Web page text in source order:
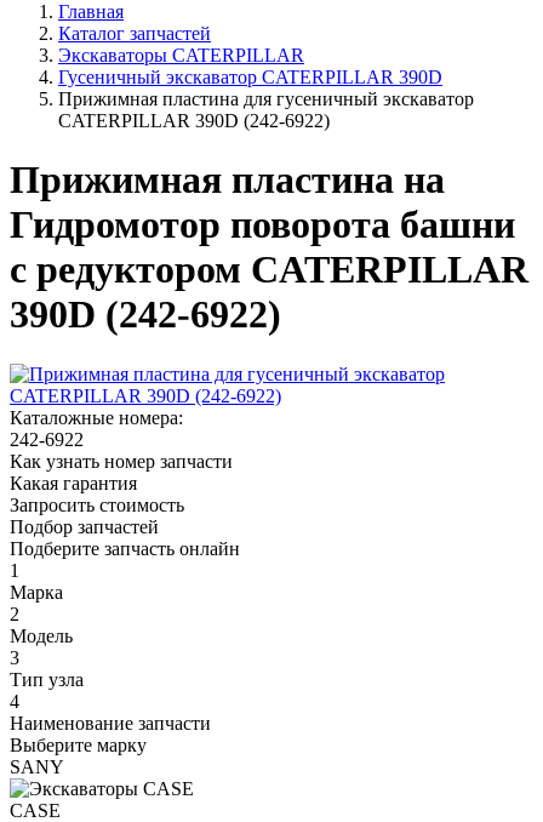
Главная
Каталог запчастей
Экскаваторы CATERPILLAR
Гусеничный экскаватор CATERPILLAR 390D
Прижимная пластина для гусеничный экскаватор
CATERPILLAR 390D (242-6922)
Прижимная пластина на
Гидромотор поворота башни
с редуктором CATERPILLAR
390D (242-6922)
Каталожные номера:
242-6922
Как узнать номер запчасти
Какая гарантия
Запросить стоимость
Подбор запчастей
Подберите запчасть онлайн
1
Марка
2
Модель
3
Тип узла
4
Наименование запчасти
Выберите марку
SANY
CASE